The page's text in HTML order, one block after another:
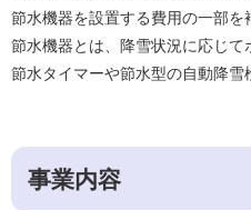
節水機器を設置する費用の一部を
節水機器とは、降雪状況に応じて
節水タイマーや節水型の自動降雪
事業内容